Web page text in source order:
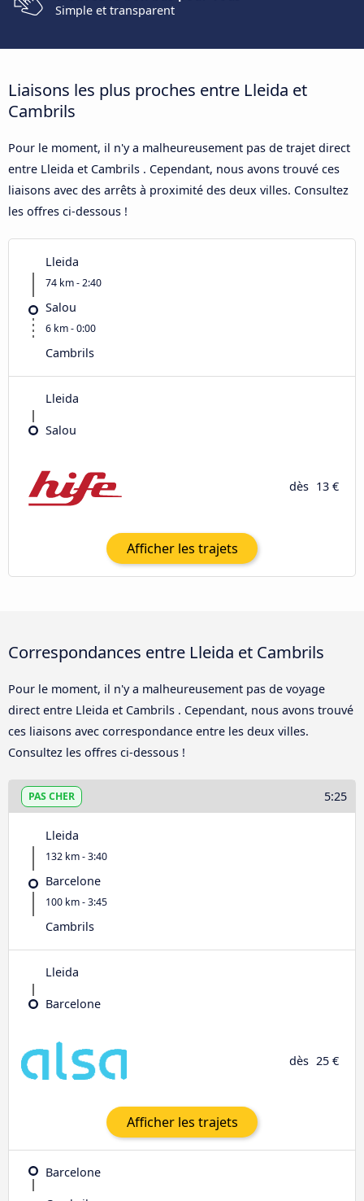
Simple et transparent
Liaisons les plus proches entre Lleida et
Cambrils
Pour le moment, il n'y a malheureusement pas de trajet direct
entre Lleida et Cambrils . Cependant, nous avons trouvé ces
liaisons avec des arrêts à proximité des deux villes. Consultez
les offres ci-dessous !
Lleida
74 km - 2:40
Salou
6 km - 0:00
Cambrils
Lleida
Salou
dès 13 €
Afficher les trajets
Correspondances entre Lleida et Cambrils
Pour le moment, il n'y a malheureusement pas de voyage
direct entre Lleida et Cambrils . Cependant, nous avons trouvé
ces liaisons avec correspondance entre les deux villes.
Consultez les offres ci-dessous !
PAS CHER 5:25
Lleida
132 km - 3:40
Barcelone
100 km - 3:45
Cambrils
Lleida
Barcelone
dès 25 €
Afficher les trajets
Barcelone